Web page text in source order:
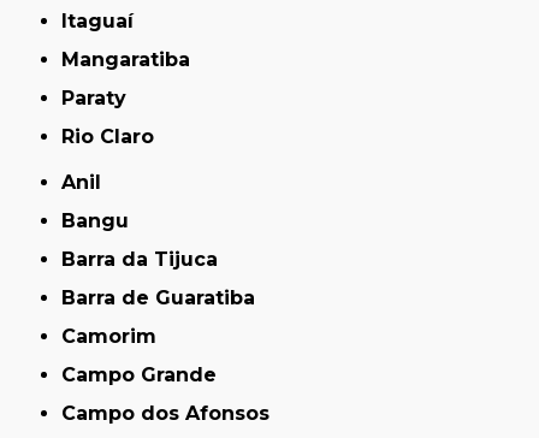
Itaguaí
Mangaratiba
Paraty
Rio Claro
Anil
Bangu
Barra da Tijuca
Barra de Guaratiba
Camorim
Campo Grande
Campo dos Afonsos